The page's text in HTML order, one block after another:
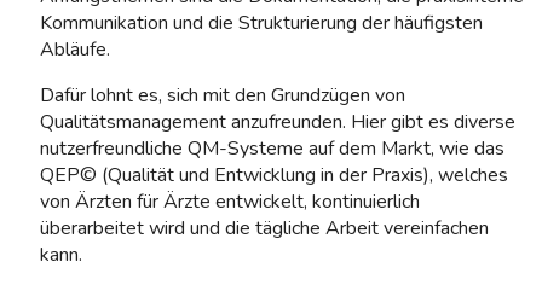
Kommunikation und die Strukturierung der häufigsten
Abläufe.
Dafür lohnt es, sich mit den Grundzügen von
Qualitätsmanagement anzufreunden. Hier gibt es diverse
nutzerfreundliche QM-Systeme auf dem Markt, wie das
QEP© (Qualität und Entwicklung in der Praxis), welches
von Ärzten für Ärzte entwickelt, kontinuierlich
überarbeitet wird und die tägliche Arbeit vereinfachen
kann.